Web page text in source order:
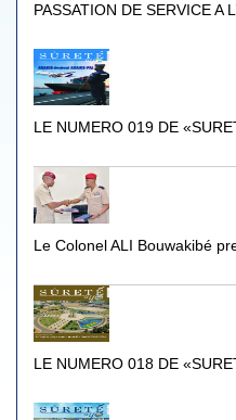
PASSATION DE SERVICE A
LE NUMERO 019 DE
Le Colonel ALI Bouwakibé
LE NUMERO 018 DE